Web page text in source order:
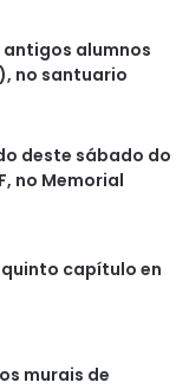
alumnos
no santuario
deste sábado do
no Memorial
quinto capítulo en
murais de